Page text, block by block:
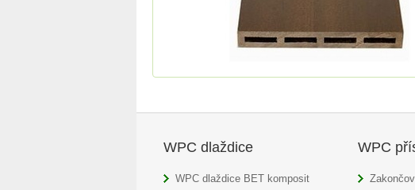
WPC dlaždice
WPC dlaždice BET komposit
WPC